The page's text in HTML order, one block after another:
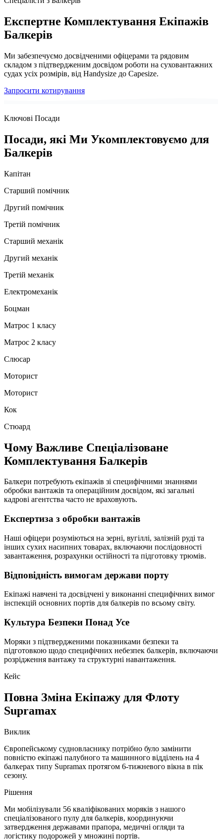
Експертне Комплектування Екіпажів
Балкерів
Ми забезпечуємо досвідченими офіцерами та рядовим
складом з підтвердженим досвідом роботи на суховантажних
судах усіх розмірів, від Handysize до Capesize.
Запросити котирування
Ключові Посади
Посади, які Ми Укомплектовуємо для
Балкерів
Капітан
Старший помічник
Другий помічник
Третій помічник
Старший механік
Другий механік
Третій механік
Електромеханік
Боцман
Матрос 1 класу
Матрос 2 класу
Слюсар
Моторист
Моторист
Кок
Стюард
Чому Важливе Спеціалізоване
Комплектування Балкерів
Балкери потребують екіпажів зі специфічними знаннями
обробки вантажів та операційним досвідом, які загальні
кадрові агентства часто не враховують.
Експертиза з обробки вантажів
Наші офіцери розуміються на зерні, вугіллі, залізній руді та
інших сухих насипних товарах, включаючи послідовності
завантаження, розрахунки остійності та підготовку трюмів.
Відповідність вимогам держави порту
Екіпажі навчені та досвідчені у виконанні специфічних вимог
інспекцій основних портів для балкерів по всьому світу.
Культура Безпеки Понад Усе
Моряки з підтвердженими показниками безпеки та
підготовкою щодо специфічних небезпек балкерів, включаючи
розрідження вантажу та структурні навантаження.
Кейс
Повна Зміна Екіпажу для Флоту
Supramax
Виклик
Європейському судновласнику потрібно було замінити
повністю екіпажі палубного та машинного відділень на 4
балкерах типу Supramax протягом 6-тижневого вікна в пік
сезону.
Рішення
Ми мобілізували 56 кваліфікованих моряків з нашого
спеціалізованого пулу для балкерів, координуючи
затвердження державами прапора, медичні огляди та
логістику подорожей у множині портів.